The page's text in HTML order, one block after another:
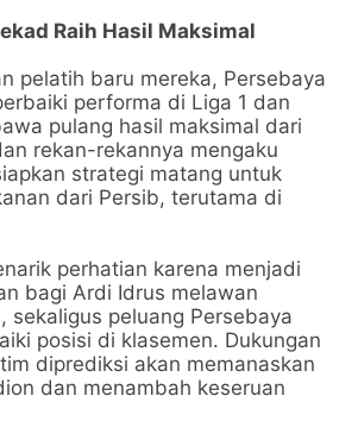
Raih Hasil Maksimal
pelatih baru mereka, Persebaya
performa di Liga 1 dan
pulang hasil maksimal dari
rekan-rekannya mengaku
strategi matang untuk
dari Persib, terutama di
perhatian karena menjadi
bagi Ardi Idrus melawan
sekaligus peluang Persebaya
posisi di klasemen. Dukungan
diprediksi akan memanaskan
dan menambah keseruan